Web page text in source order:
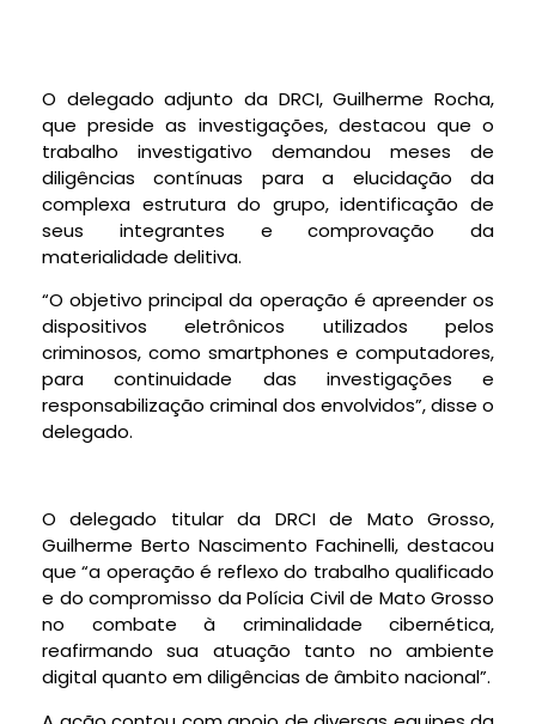
O delegado adjunto da DRCI, Guilherme Rocha,
que preside as investigações, destacou que o
trabalho investigativo demandou meses de
diligências contínuas para a elucidação da
complexa estrutura do grupo, identificação de
seus integrantes e comprovação da
materialidade delitiva.
“O objetivo principal da operação é apreender os
dispositivos eletrônicos utilizados pelos
criminosos, como smartphones e computadores,
para continuidade das investigações e
responsabilização criminal dos envolvidos”, disse o
delegado.
O delegado titular da DRCI de Mato Grosso,
Guilherme Berto Nascimento Fachinelli, destacou
que “a operação é reflexo do trabalho qualificado
e do compromisso da Polícia Civil de Mato Grosso
no combate à criminalidade cibernética,
reafirmando sua atuação tanto no ambiente
digital quanto em diligências de âmbito nacional”.